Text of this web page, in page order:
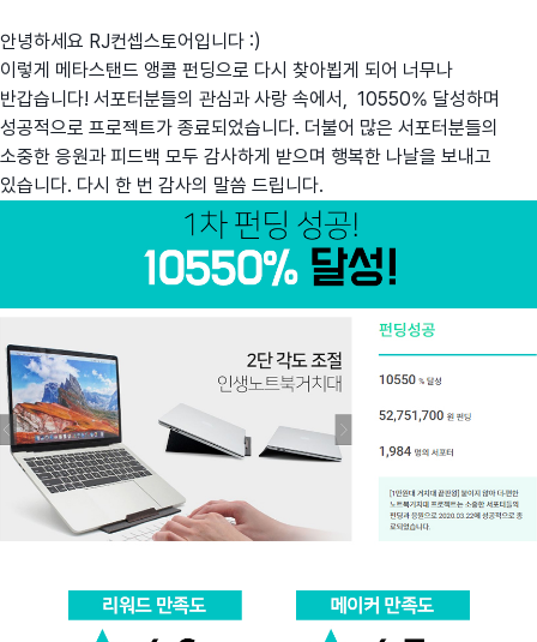
안녕하세요 RJ컨셉스토어입니다 :)
이렇게 메타스탠드 앵콜 펀딩으로 다시 찾아뵙게 되어 너무나
반갑습니다! 서포터분들의 관심과 사랑 속에서, 10550% 달성하며
성공적으로 프로젝트가 종료되었습니다. 더불어 많은 서포터분들의
소중한 응원과 피드백 모두 감사하게 받으며 행복한 나날을 보내고
있습니다. 다시 한 번 감사의 말씀 드립니다.